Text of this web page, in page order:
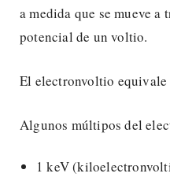
a medida que se mueve a
potencial de un voltio.
El electronvoltio equivale
Algunos múltipos del
1 keV